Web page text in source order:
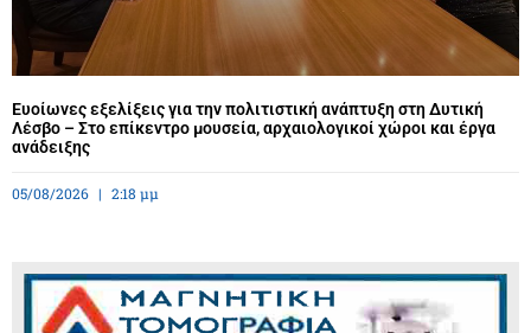
Ευοίωνες εξελίξεις για την πολιτιστική ανάπτυξη στη Δυτική
Λέσβο – Στο επίκεντρο μουσεία, αρχαιολογικοί χώροι και έργα
ανάδειξης
05/08/2026 2:18 μμ